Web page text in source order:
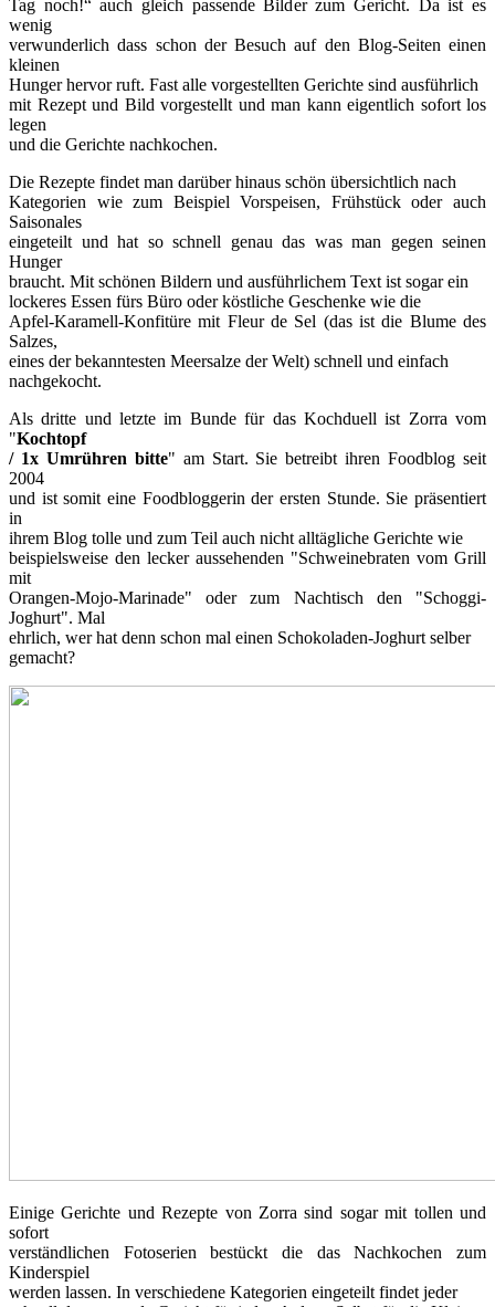
Tag noch!“ auch gleich passende Bilder zum Gericht. Da ist es
wenig
verwunderlich dass schon der Besuch auf den Blog-Seiten einen
kleinen
Hunger hervor ruft. Fast alle vorgestellten Gerichte sind ausführlich
mit Rezept und Bild vorgestellt und man kann eigentlich sofort los
legen
und die Gerichte nachkochen.
Die Rezepte findet man darüber hinaus schön übersichtlich nach
Kategorien wie zum Beispiel Vorspeisen, Frühstück oder auch
Saisonales
eingeteilt und hat so schnell genau das was man gegen seinen
Hunger
braucht. Mit schönen Bildern und ausführlichem Text ist sogar ein
lockeres Essen fürs Büro oder köstliche Geschenke wie die
Apfel-Karamell-Konfitüre mit Fleur de Sel (das ist die Blume des
Salzes,
eines der bekanntesten Meersalze der Welt) schnell und einfach
nachgekocht.
Als dritte und letzte im Bunde für das Kochduell ist Zorra vom
"Kochtopf
/ 1x Umrühren bitte" am Start. Sie betreibt ihren Foodblog seit
2004
und ist somit eine Foodbloggerin der ersten Stunde. Sie präsentiert
in
ihrem Blog tolle und zum Teil auch nicht alltägliche Gerichte wie
beispielsweise den lecker aussehenden "Schweinebraten vom Grill
mit
Orangen-Mojo-Marinade" oder zum Nachtisch den "Schoggi-
Joghurt". Mal
ehrlich, wer hat denn schon mal einen Schokoladen-Joghurt selber
gemacht?
Einige Gerichte und Rezepte von Zorra sind sogar mit tollen und
sofort
verständlichen Fotoserien bestückt die das Nachkochen zum
Kinderspiel
werden lassen. In verschiedene Kategorien eingeteilt findet jeder